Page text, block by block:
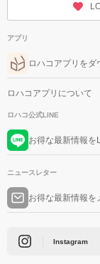
アプリ
ロハコアプリをダ
ロハコアプリについて
ロハコ公式LINE
お得な最新情報を
ニュースレター
お得な最新情報を
Instagram